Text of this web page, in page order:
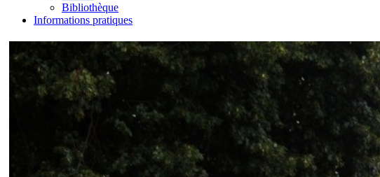
Bibliothèque
Informations pratiques